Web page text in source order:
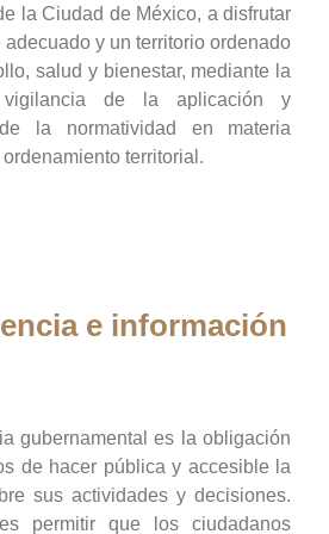
la Ciudad de México, a disfrutar
y un territorio ordenado
salud y bienestar, mediante la
de la aplicación y
la normatividad en materia
territorial.
e información
gubernamental es la obligación
de hacer pública y accesible la
sus actividades y decisiones.
permitir que los ciudadanos